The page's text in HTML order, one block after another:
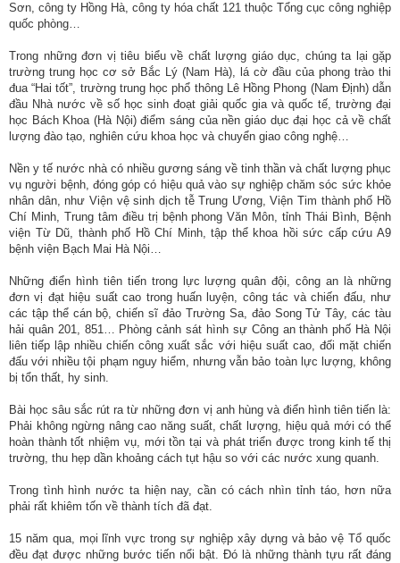
Sơn, công ty Hồng Hà, công ty hóa chất 121 thuộc Tổng cục công nghiệp
quốc phòng…
Trong những đơn vị tiêu biểu về chất lượng giáo dục, chúng ta lại gặp
trường trung học cơ sở Bắc Lý (Nam Hà), lá cờ đầu của phong trào thi
đua “Hai tốt”, trường trung học phổ thông Lê Hồng Phong (Nam Định) dẫn
đầu Nhà nước về số học sinh đoạt giải quốc gia và quốc tế, trường đại
học Bách Khoa (Hà Nội) điểm sáng của nền giáo dục đại học cả về chất
lượng đào tạo, nghiên cứu khoa học và chuyển giao công nghệ…
Nền y tế nước nhà có nhiều gương sáng về tinh thần và chất lượng phục
vụ người bệnh, đóng góp có hiệu quả vào sự nghiệp chăm sóc sức khỏe
nhân dân, như Viện vệ sinh dịch tễ Trung Ương, Viện Tim thành phố Hồ
Chí Minh, Trung tâm điều trị bệnh phong Văn Môn, tỉnh Thái Bình, Bệnh
viện Từ Dũ, thành phố Hồ Chí Minh, tập thể khoa hồi sức cấp cứu A9
bệnh viện Bạch Mai Hà Nội…
Những điển hình tiên tiến trong lực lượng quân đội, công an là những
đơn vị đạt hiệu suất cao trong huấn luyện, công tác và chiến đấu, như
các tập thể cán bộ, chiến sĩ đảo Trường Sa, đảo Song Tử Tây, các tàu
hải quân 201, 851… Phòng cảnh sát hình sự Công an thành phố Hà Nội
liên tiếp lập nhiều chiến công xuất sắc với hiệu suất cao, đối mặt chiến
đấu với nhiều tội phạm nguy hiểm, nhưng vẫn bảo toàn lực lượng, không
bị tổn thất, hy sinh.
Bài học sâu sắc rút ra từ những đơn vị anh hùng và điển hình tiên tiến là:
Phải không ngừng nâng cao năng suất, chất lượng, hiệu quả mới có thể
hoàn thành tốt nhiệm vụ, mới tồn tại và phát triển được trong kinh tế thị
trường, thu hẹp dần khoảng cách tụt hậu so với các nước xung quanh.
Trong tình hình nước ta hiện nay, cần có cách nhìn tỉnh táo, hơn nữa
phải rất khiêm tốn về thành tích đã đạt.
15 năm qua, mọi lĩnh vực trong sự nghiệp xây dựng và bảo vệ Tổ quốc
đều đạt được những bước tiến nổi bật. Đó là những thành tựu rất đáng